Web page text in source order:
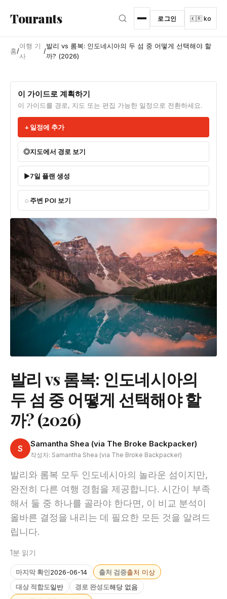
Tourants 로그인 🇰🇷 ko
홈/
여행 기
사
/
발리 vs 롬복: 인도네시아의 두 섬 중 어떻게 선택해야 할
까? (2026)
이 가이드로 계획하기
이 가이드를 경로, 지도 또는 편집 가능한 일정으로 전환하세요.
일정에 추가
지도에서 경로 보기
7일 플랜 생성
주변 POI 보기
발리 vs 롬복: 인도네시아의
두 섬 중 어떻게 선택해야 할
까? (2026)
S Samantha Shea (via The Broke Backpacker)
작성자: Samantha Shea (via The Broke Backpacker)
발리와 롬복 모두 인도네시아의 놀라운 섬이지만,
완전히 다른 여행 경험을 제공합니다. 시간이 부족
해서 둘 중 하나를 골라야 한다면, 이 비교 분석이
올바른 결정을 내리는 데 필요한 모든 것을 알려드
립니다.
1분 읽기
마지막 확인2026-06-14 출처 검증출처 미상
대상 적합도일반 경로 완성도해당 없음